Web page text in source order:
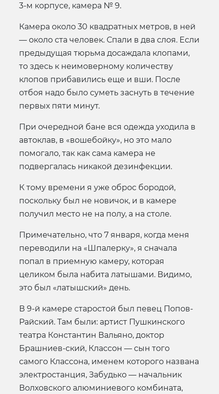
3-м корпусе, камера № 9.
Камера около 30 квадратных метров, в ней
— около ста человек. Спали в два слоя. Если
предыдущая тюрьма досаждала клопами,
то здесь к неимоверному количеству
клопов прибавились еще и вши. После
отбоя надо было суметь заснуть в течение
первых пяти минут.
При очередной бане вся одежда уходила в
автоклав, в «вошебойку», но это мало
помогало, так как сама камера не
подвергалась никакой дезинфекции.
К тому времени я уже оброс бородой,
поскольку был не новичок, и в камере
получил место не на полу, а на столе.
Примечательно, что 7 января, когда меня
переводили на «Шпалерку», я сначала
попал в приемную камеру, которая
целиком была набита латышами. Видимо,
это был «латышский» день.
В 9-й камере старостой был певец Попов-
Райский. Там были: артист Пушкинского
театра Константин Вальяно, доктор
Брашниев-ский, Классон — сын того
самого Классона, именем которого названа
электростанция, Забудько — начальник
Волховского алюминиевого комбината,